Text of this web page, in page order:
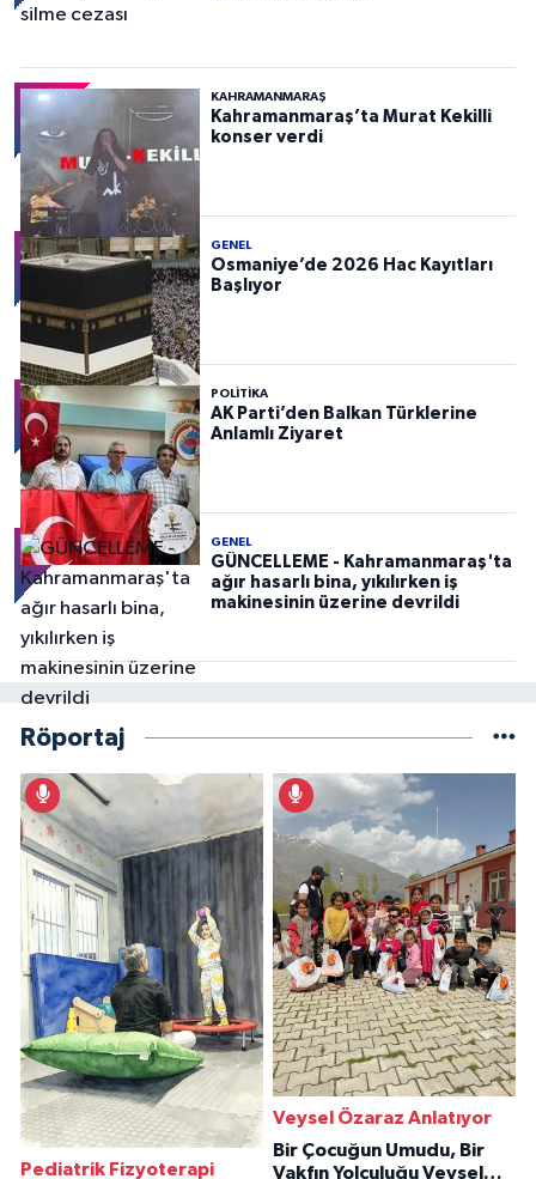
KAHRAMANMARAŞ
Kahramanmaraş’ta Murat Kekilli
konser verdi
GENEL
Osmaniye’de 2026 Hac Kayıtları
Başlıyor
POLITIKA
AK Parti’den Balkan Türklerine
Anlamlı Ziyaret
GENEL
GÜNCELLEME - Kahramanmaraş'ta
ağır hasarlı bina, yıkılırken iş
makinesinin üzerine devrildi
Röportaj
Pediatrik Fizyoterapi
Veysel Özaraz Anlatıyor
Bir Çocuğun Umudu, Bir
Vakfın Yolculuğu Veysel